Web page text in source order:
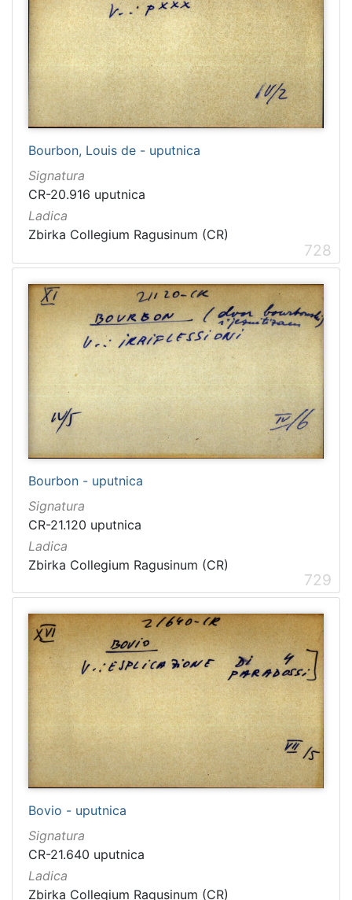
Bourbon, Louis de - uputnica
Signatura
CR-20.916 uputnica
Ladica
Zbirka Collegium Ragusinum (CR)
728
Bourbon - uputnica
Signatura
CR-21.120 uputnica
Ladica
Zbirka Collegium Ragusinum (CR)
729
Bovio - uputnica
Signatura
CR-21.640 uputnica
Ladica
Zbirka Collegium Ragusinum (CR)